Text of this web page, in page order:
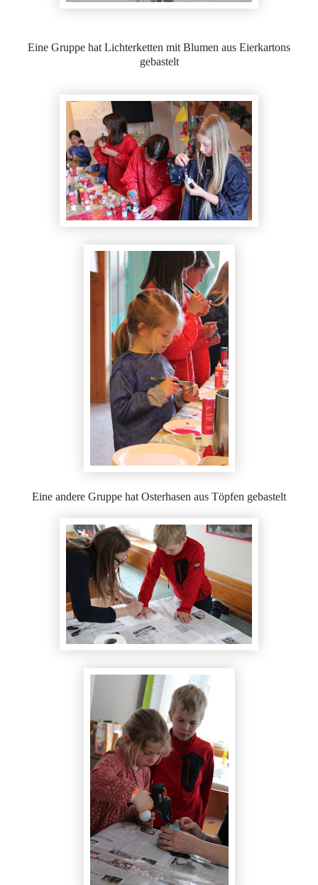
Eine Gruppe hat Lichterketten mit Blumen aus Eierkartons
gebastelt
Eine andere Gruppe hat Osterhasen aus Töpfen gebastelt